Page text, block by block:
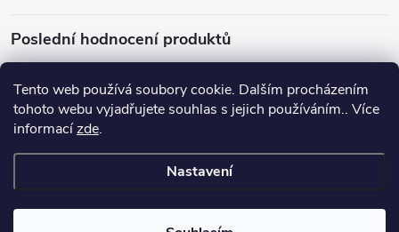
Tento web používá soubory cookie. Dalším procházením
tohoto webu vyjadřujete souhlas s jejich používáním.. Více
informacízde.
Nastavení
Poslední hodnocení produktů
Dávkovací lžička na mletou kávu 53132C8134
Copyright 2026JM servis. Všechna práva vyhrazena.